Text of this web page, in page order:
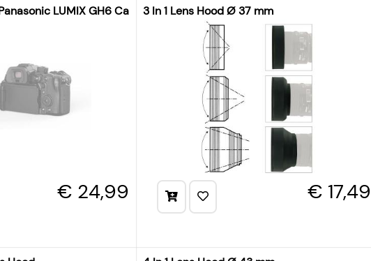
LUMIX GH6 Camera
€ 24,99
3 In 1 Lens Hood Ø 37 mm
€ 17,49